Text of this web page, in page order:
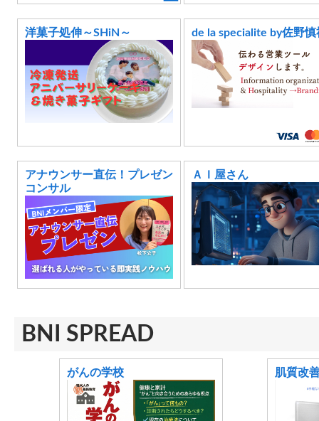
洋菓子処伸～SHiN～ de la specialite by佐野慎
アナウンサー直伝！プレゼン
コンサル
ＡＩ屋さん
BNI SPREAD
がんの学校 肌質改